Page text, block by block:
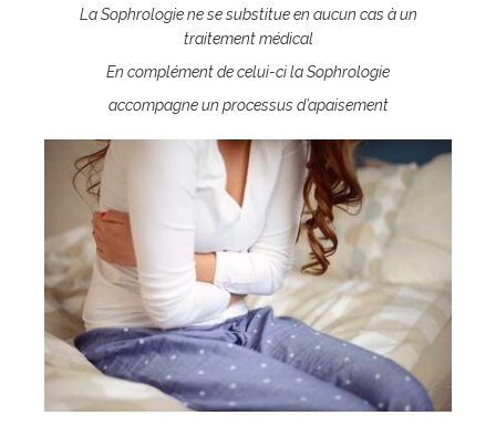
La Sophrologie ne se substitue en aucun cas à un
traitement médical
En complément de celui-ci la Sophrologie
accompagne un processus d’apaisement